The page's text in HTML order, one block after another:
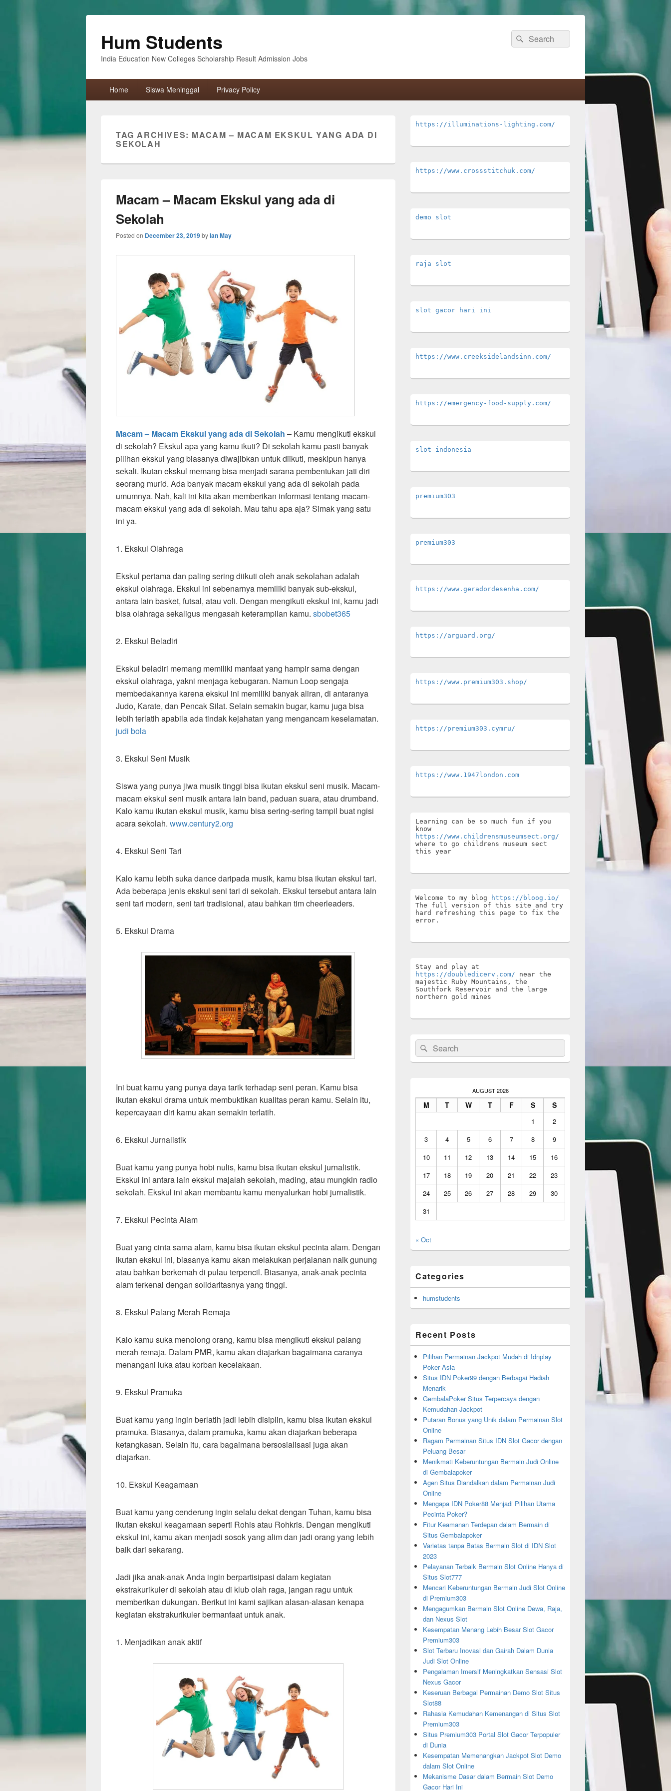
Hum Students
India Education New Colleges Scholarship Result Admission Jobs
Search
for:
Search
Home Siswa Meninggal Privacy Policy
TAG ARCHIVES: MACAM – MACAM EKSKUL YANG ADA DI
SEKOLAH
Macam – Macam Ekskul yang ada di
Sekolah
Posted on December 23, 2019byIan May
Macam – Macam Ekskul yang ada di Sekolah – Kamu mengikuti ekskul
di sekolah? Ekskul apa yang kamu ikuti? Di sekolah kamu pasti banyak
pilihan ekskul yang biasanya diwajibkan untuk diikuti, meskipun hanya
sekali. Ikutan ekskul memang bisa menjadi sarana pembentukan jati diri
seorang murid. Ada banyak macam ekskul yang ada di sekolah pada
umumnya. Nah, kali ini kita akan memberikan informasi tentang macam-
macam ekskul yang ada di sekolah. Mau tahu apa aja? Simak yang satu
ini ya.
1. Ekskul Olahraga
Ekskul pertama dan paling sering diikuti oleh anak sekolahan adalah
ekskul olahraga. Ekskul ini sebenarnya memiliki banyak sub-ekskul,
antara lain basket, futsal, atau voli. Dengan mengikuti ekskul ini, kamu jadi
bisa olahraga sekaligus mengasah keterampilan kamu. sbobet365
2. Ekskul Beladiri
Ekskul beladiri memang memiliki manfaat yang hampir sama dengan
ekskul olahraga, yakni menjaga kebugaran. Namun Loop sengaja
membedakannya karena ekskul ini memiliki banyak aliran, di antaranya
Judo, Karate, dan Pencak Silat. Selain semakin bugar, kamu juga bisa
lebih terlatih apabila ada tindak kejahatan yang mengancam keselamatan.
judi bola
3. Ekskul Seni Musik
Siswa yang punya jiwa musik tinggi bisa ikutan ekskul seni musik. Macam-
macam ekskul seni musik antara lain band, paduan suara, atau drumband.
Kalo kamu ikutan ekskul musik, kamu bisa sering-sering tampil buat ngisi
acara sekolah. www.century2.org
4. Ekskul Seni Tari
Kalo kamu lebih suka dance daripada musik, kamu bisa ikutan ekskul tari.
Ada beberapa jenis ekskul seni tari di sekolah. Ekskul tersebut antara lain
seni tari modern, seni tari tradisional, atau bahkan tim cheerleaders.
5. Ekskul Drama
Ini buat kamu yang punya daya tarik terhadap seni peran. Kamu bisa
ikutan ekskul drama untuk membuktikan kualitas peran kamu. Selain itu,
kepercayaan diri kamu akan semakin terlatih.
6. Ekskul Jurnalistik
Buat kamu yang punya hobi nulis, kamu bisa ikutan ekskul jurnalistik.
Ekskul ini antara lain ekskul majalah sekolah, mading, atau mungkin radio
sekolah. Ekskul ini akan membantu kamu menyalurkan hobi jurnalistik.
7. Ekskul Pecinta Alam
Buat yang cinta sama alam, kamu bisa ikutan ekskul pecinta alam. Dengan
ikutan ekskul ini, biasanya kamu akan melakukan perjalanan naik gunung
atau bahkan berkemah di pulau terpencil. Biasanya, anak-anak pecinta
alam terkenal dengan solidaritasnya yang tinggi.
8. Ekskul Palang Merah Remaja
Kalo kamu suka menolong orang, kamu bisa mengikuti ekskul palang
merah remaja. Dalam PMR, kamu akan diajarkan bagaimana caranya
menangani luka atau korban kecelakaan.
9. Ekskul Pramuka
Buat kamu yang ingin berlatih jadi lebih disiplin, kamu bisa ikutan ekskul
pramuka. Biasanya, dalam pramuka, kamu akan diajarkan beberapa
ketangkasan. Selain itu, cara bagaimana bersosialisasi juga akan
diajarkan.
10. Ekskul Keagamaan
Buat kamu yang cenderung ingin selalu dekat dengan Tuhan, kamu bisa
ikutan ekskul keagamaan seperti Rohis atau Rohkris. Dengan mengikuti
ekskul ini, kamu akan menjadi sosok yang alim dan jadi orang yang lebih
baik dari sekarang.
Jadi jika anak-anak Anda ingin berpartisipasi dalam kegiatan
ekstrakurikuler di sekolah atau di klub olah raga, jangan ragu untuk
memberikan dukungan. Berikut ini kami sajikan alasan-alasan kenapa
kegiatan ekstrakurikuler bermanfaat untuk anak.
1. Menjadikan anak aktif
Primary
Sidebar
Area
https://illuminations-lighting.com/
https://www.crossstitchuk.com/
demo slot
raja slot
slot gacor hari ini
https://www.creeksidelandsinn.com/
https://emergency-food-supply.com/
slot indonesia
premium303
premium303
https://www.geradordesenha.com/
https://arguard.org/
https://www.premium303.shop/
https://premium303.cymru/
https://www.1947london.com
Learning can be so much fun if you
https://www.childrensmuseumsect.org/
where to go childrens museum sect
this year
Welcome to my blog
https://bloog.io/
The full version of this site and try
hard refreshing this page to fix the
error.
https://doubledicerv.com/ near the
majestic Ruby Mountains, the
Southfork Reservoir and the large
northern gold mines
Search
for:
Search
AUGUST 2026
M T W T F S S
1
2
3
4 5 6 7 8
9
10
11 12 13 14 15
16
17
18 19 20 21 22
23
24
25 26 27 28 29
30
31
« Oct
Categories
humstudents
Recent Posts
Pilihan Permainan Jackpot Mudah di Idnplay
Poker Asia
Situs IDN Poker99 dengan Berbagai Hadiah
Menarik
GembalaPoker Situs Terpercaya dengan
Kemudahan Jackpot
Putaran Bonus yang Unik dalam Permainan Slot
Online
Ragam Permainan Situs IDN Slot Gacor dengan
Peluang Besar
Menikmati Keberuntungan Bermain Judi Online
di Gembalapoker
Agen Situs Diandalkan dalam Permainan Judi
Online
Mengapa IDN Poker88 Menjadi Pilihan Utama
Pecinta Poker?
Fitur Keamanan Terdepan dalam Bermain di
Situs Gembalapoker
Varietas tanpa Batas Bermain Slot di IDN Slot
2023
Pelayanan Terbaik Bermain Slot Online Hanya di
Situs Slot777
Mencari Keberuntungan Bermain Judi Slot Online
di Premium303
Mengagumkan Bermain Slot Online Dewa, Raja,
dan Nexus Slot
Kesempatan Menang Lebih Besar Slot Gacor
Premium303
Slot Terbaru Inovasi dan Gairah Dalam Dunia
Judi Slot Online
Pengalaman Imersif Meningkatkan Sensasi Slot
Nexus Gacor
Keseruan Berbagai Permainan Demo Slot Situs
Slot88
Rahasia Kemudahan Kemenangan di Situs Slot
Premium303
Situs Premium303 Portal Slot Gacor Terpopuler
di Dunia
Kesempatan Memenangkan Jackpot Slot Demo
dalam Slot Online
Mekanisme Dasar dalam Bermain Slot Demo
Gacor Hari Ini